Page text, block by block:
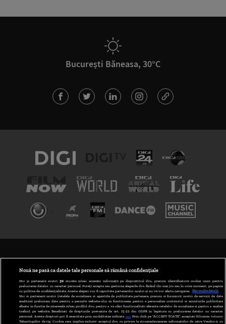
București Băneasa, 30°C
ABONARE DIGI TV
GESTIONAȚI PREFERINȚELE
CODUL DIGI24
Nouă ne pasă ca datele tale personale să rămână confidențiale
Noi și partenerii noștri 30stocăm și/sau accesăm informații pe dispozitivul dvs., precum identificatorii cookie unici pentru
prelucrarea datelor cu caracter personal. Puteți accepta sau gestiona alegerile dvs. făcând clic mai jos sau în orice moment, pe pagina
cu politica de confidențialitate. Aceste alegeri vor fi raportate partenerilor noștri și nu vă vor afecta navigarea.
Mai multe detalii
Noi si partenerii nostri (retelele de socializare si agentiile de publicitate partenere, precum si furnizorii nostri de servicii de date
analitice) prelucram date pentru a permite website-ului sa functioneze, pentru a personaliza continutul si anunturile publicitare
afisate in functie de interesele si/sau profilul dvs., pentru a va oferi functionalitati aferente retelelor de socializare si pentru a analiza
traficul pe website. Beneficiati de drepturile prevazute de art. 15-22 din GDPR in legatura cu prelucrarea datelor cu caracter
personal. Aceste drepturi pot fi exercitate prin modalitatea indicata aici. Prin click pe “ACCEPT TOATE”, acceptati folosirea tuturor
Tehnologiilor de tip Cookie, care implica inclusiv acceptul dvs. cu privire la stocarea/accesarea informatiilor de catre Vendor-ii cu